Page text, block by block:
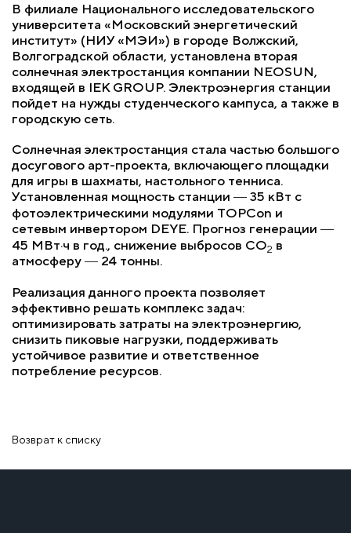
В филиале Национального исследовательского
университета «Московский энергетический
институт» (НИУ «МЭИ») в городе Волжский,
Волгоградской области, установлена вторая
солнечная электростанция компании NEOSUN,
входящей в IEK GROUP. Электроэнергия станции
пойдет на нужды студенческого кампуса, а также в
городскую сеть.
Солнечная электростанция стала частью большого
досугового арт-проекта, включающего площадки
для игры в шахматы, настольного тенниса.
Установленная мощность станции ― 35 кВт с
фотоэлектрическими модулями TOPCon и
сетевым инвертором DEYE. Прогноз генерации ―
45 МВт·ч в год., снижение выбросов CO2 в
атмосферу ― 24 тонны.
Реализация данного проекта позволяет
эффективно решать комплекс задач:
оптимизировать затраты на электроэнергию,
снизить пиковые нагрузки, поддерживать
устойчивое развитие и ответственное
потребление ресурсов.
Возврат к списку